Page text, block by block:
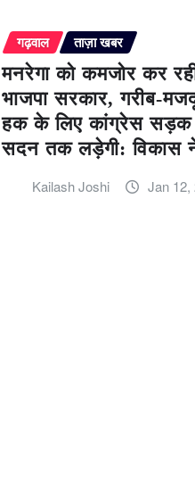
गढ़वाल ताज़ा खबर
मनरेगा को कमजोर कर
भाजपा सरकार, गरीब-
हक के लिए कांग्रेस
सदन तक लड़ेगी: विकास
Kailash Joshi Jan 12,